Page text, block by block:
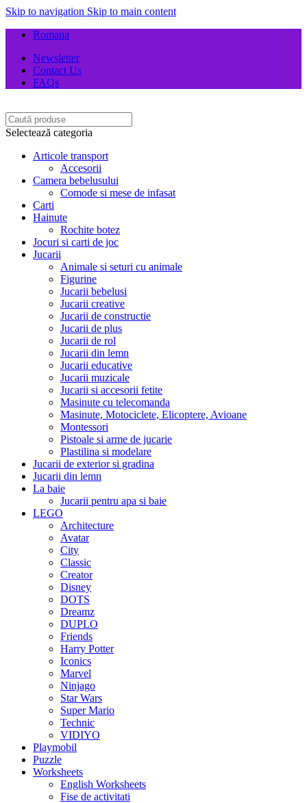
Skip to navigation Skip to main content
Romana
Newsletter
Contact Us
FAQs
Selectează categoria
Articole transport
Accesorii
Camera bebelusului
Comode si mese de infasat
Carti
Hainute
Rochite botez
Jocuri si carti de joc
Jucarii
Animale si seturi cu animale
Figurine
Jucarii bebelusi
Jucarii creative
Jucarii de constructie
Jucarii de plus
Jucarii de rol
Jucarii din lemn
Jucarii educative
Jucarii muzicale
Jucarii si accesorii fetite
Masinute cu telecomanda
Masinute, Motociclete, Elicoptere, Avioane
Montessori
Pistoale si arme de jucarie
Plastilina si modelare
Jucarii de exterior si gradina
Jucarii din lemn
La baie
Jucarii pentru apa si baie
LEGO
Architecture
Avatar
City
Classic
Creator
Disney
DOTS
Dreamz
DUPLO
Friends
Harry Potter
Iconics
Marvel
Ninjago
Star Wars
Super Mario
Technic
VIDIYO
Playmobil
Puzzle
Worksheets
English Worksheets
Fise de activitati